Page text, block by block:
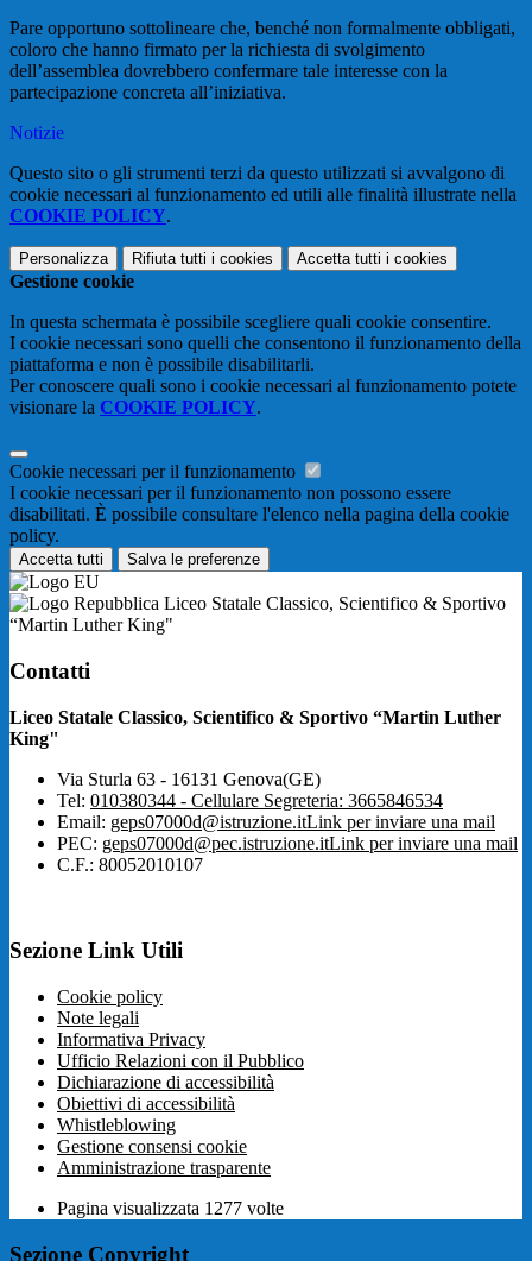
Pare opportuno sottolineare che, benché non formalmente obbligati,
coloro che hanno firmato per la richiesta di svolgimento
dell’assemblea dovrebbero confermare tale interesse con la
partecipazione concreta all’iniziativa.
Notizie
Questo sito o gli strumenti terzi da questo utilizzati si avvalgono di
cookie necessari al funzionamento ed utili alle finalità illustrate nella
COOKIE POLICY.
Personalizza Rifiuta tutti i cookies Accetta tutti i cookies
Gestione cookie
In questa schermata è possibile scegliere quali cookie consentire.
I cookie necessari sono quelli che consentono il funzionamento della
piattaforma e non è possibile disabilitarli.
Per conoscere quali sono i cookie necessari al funzionamento potete
visionare la COOKIE POLICY.
Cookie necessari per il funzionamento
I cookie necessari per il funzionamento non possono essere
disabilitati. È possibile consultare l'elenco nella pagina della cookie
policy.
Accetta tutti Salva le preferenze
Liceo Statale Classico, Scientifico & Sportivo
“Martin Luther King"
Contatti
Liceo Statale Classico, Scientifico & Sportivo “Martin Luther
King"
Via Sturla 63 - 16131 Genova(GE)
Tel: 010380344 - Cellulare Segreteria: 3665846534
Email: geps07000d@istruzione.itLink per inviare una mail
PEC: geps07000d@pec.istruzione.itLink per inviare una mail
C.F.: 80052010107
Sezione Link Utili
Cookie policy
Note legali
Informativa Privacy
Ufficio Relazioni con il Pubblico
Dichiarazione di accessibilità
Obiettivi di accessibilità
Whistleblowing
Gestione consensi cookie
Amministrazione trasparente
Pagina visualizzata 1277 volte
Sezione Copyright